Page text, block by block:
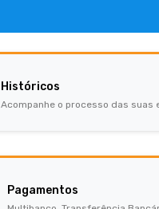
Históricos
Acompanhe o processo das suas
Pagamentos